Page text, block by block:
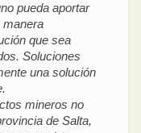
pueda aportar
manera
que sea
Soluciones
una solución
mineros no
de Salta,